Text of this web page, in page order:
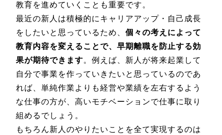
教育を進めていくことも重要です。
最近の新人は積極的にキャリアアップ・自己成長
をしたいと思っているため、 個々の考えによって
教育内容を変えることで、早期離職を防止する効
果が期待できます。例えば、新人が将来起業して
自分で事業を作っていきたいと思っているのであ
れば、単純作業よりも経営や業績を左右するよう
な仕事の方が、高いモチベーションで仕事に取り
組めるでしょう。
もちろん新人のやりたいことを全て実現するのは